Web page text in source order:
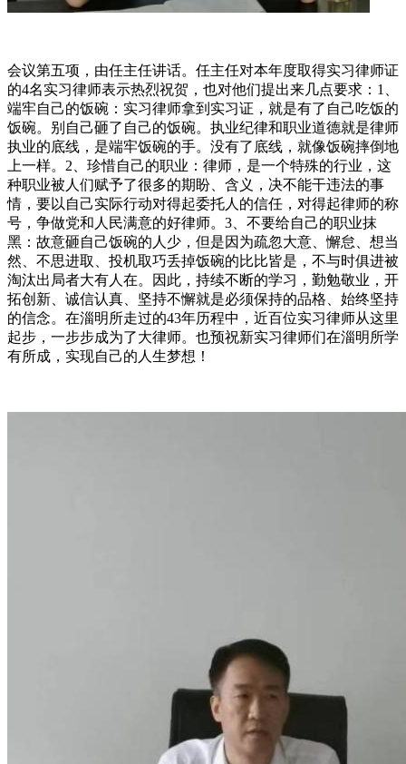
会议第五项，由任主任讲话。任主任对本年度取得实习律师证
的4名实习律师表示热烈祝贺，也对他们提出来几点要求：1、
端牢自己的饭碗：实习律师拿到实习证，就是有了自己吃饭的
饭碗。别自己砸了自己的饭碗。执业纪律和职业道德就是律师
执业的底线，是端牢饭碗的手。没有了底线，就像饭碗摔倒地
上一样。2、珍惜自己的职业：律师，是一个特殊的行业，这
种职业被人们赋予了很多的期盼、含义，决不能干违法的事
情，要以自己实际行动对得起委托人的信任，对得起律师的称
号，争做党和人民满意的好律师。3、不要给自己的职业抹
黑：故意砸自己饭碗的人少，但是因为疏忽大意、懈怠、想当
然、不思进取、投机取巧丢掉饭碗的比比皆是，不与时俱进被
淘汰出局者大有人在。因此，持续不断的学习，勤勉敬业，开
拓创新、诚信认真、坚持不懈就是必须保持的品格、始终坚持
的信念。在淄明所走过的43年历程中，近百位实习律师从这里
起步，一步步成为了大律师。也预祝新实习律师们在淄明所学
有所成，实现自己的人生梦想！